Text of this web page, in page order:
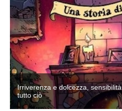
Irriverenza e dolcezza,
tutto ciò